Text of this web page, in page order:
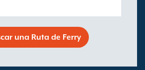
una Ruta de Ferry